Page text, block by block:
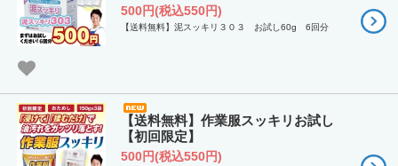
500円(税込550円)
【送料無料】泥スッキリ３０３ お試し60g 6回分
【送料無料】作業服スッキリお試し
【初回限定】
500円(税込550円)